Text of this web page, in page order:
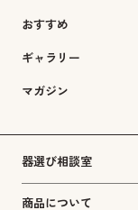
おすすめ
ギャラリー
マガジン
器選び相談室
商品について